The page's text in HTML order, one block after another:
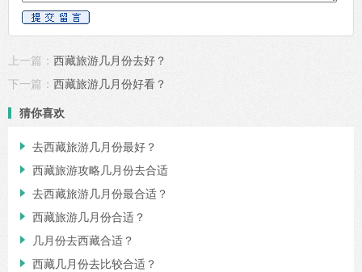
上一篇： 西藏旅游几月份去好？
下一篇： 西藏旅游几月份好看？
猜你喜欢
 去西藏旅游几月份最好？
 西藏旅游攻略几月份去合适
 去西藏旅游几月份最合适？
 西藏旅游几月份合适？
 几月份去西藏合适？
 西藏几月份去比较合适？